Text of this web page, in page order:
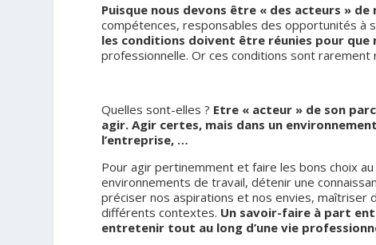
Puisque nous devons être « des acteurs »
compétences, responsables des opportunités à
les conditions doivent être réunies pour que
professionnelle. Or ces conditions sont rarement
Quelles sont-elles ? Etre « acteur » de son
agir. Agir certes, mais dans un
l’entreprise, …
Pour agir pertinemment et faire les bons choix
environnements de travail, détenir une
préciser nos aspirations et nos envies,
différents contextes. Un savoir-faire à part
entretenir tout au long d’une vie